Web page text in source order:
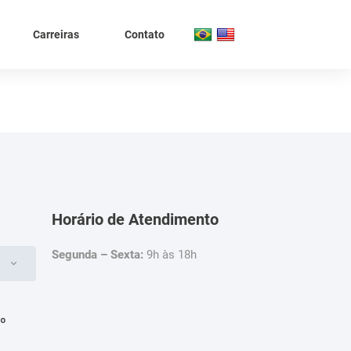
Carreiras Contato
Horário de Atendimento
Segunda – Sexta: 9h às 18h